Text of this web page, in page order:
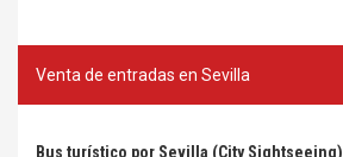
Venta de entradas en Sevilla
Bus turístico por Sevilla (City Sightseeing)